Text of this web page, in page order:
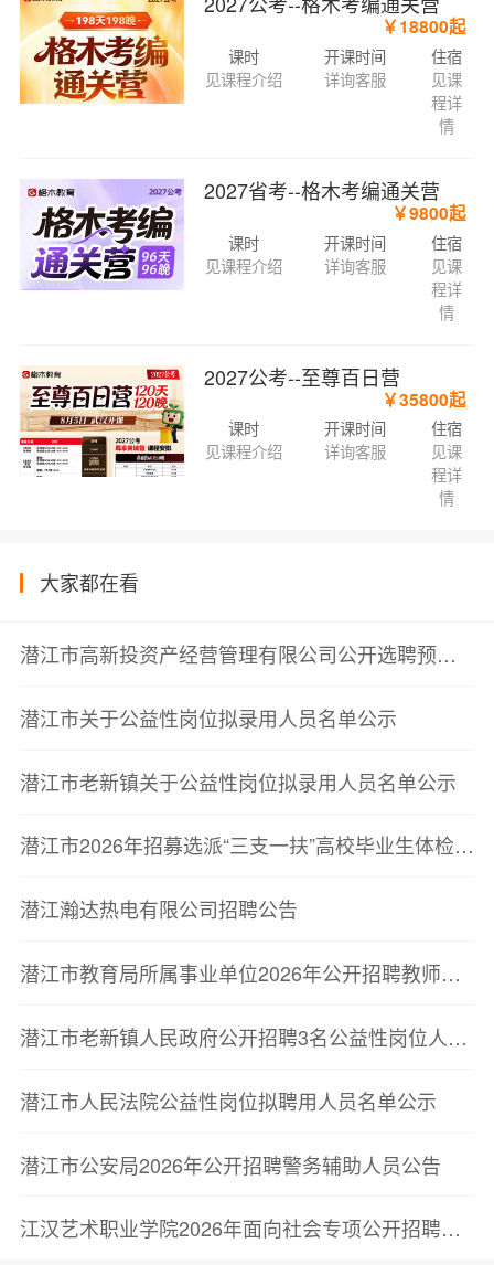
￥18800起
课时
见课程介绍
开课时间
详询客服
住宿
见课
程详
情
2027省考--格木考编通关营
￥9800起
课时
见课程介绍
开课时间
详询客服
住宿
见课
程详
情
2027公考--至尊百日营
￥35800起
课时
见课程介绍
开课时间
详询客服
住宿
见课
程详
情
大家都在看
潜江市高新投资产经营管理有限公司公开选聘预公告
潜江市关于公益性岗位拟录用人员名单公示
潜江市老新镇关于公益性岗位拟录用人员名单公示
潜江市2026年招募选派“三支一扶”高校毕业生体检递补公告
潜江瀚达热电有限公司招聘公告
潜江市教育局所属事业单位2026年公开招聘教师体检递补公告
潜江市老新镇人民政府公开招聘3名公益性岗位人员的公告
潜江市人民法院公益性岗位拟聘用人员名单公示
潜江市公安局2026年公开招聘警务辅助人员公告
江汉艺术职业学院2026年面向社会专项公开招聘教师、专职辅导员体检通知